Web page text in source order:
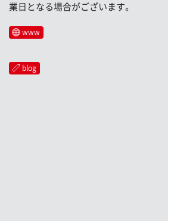
業日となる場合がございます。
www
blog